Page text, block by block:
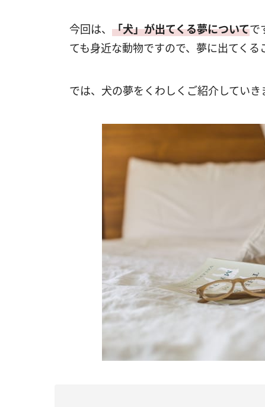
今回は、 「犬」が出てくる夢についてで
ても身近な動物ですので、夢に出てくる
では、犬の夢をくわしくご紹介していき